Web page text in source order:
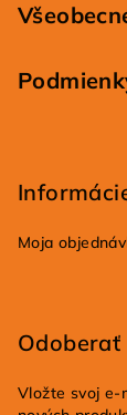
Moja
Vložte svoj e-